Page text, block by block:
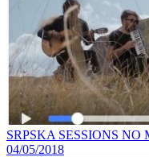
SRPSKA SESSIONS
04/05/2018